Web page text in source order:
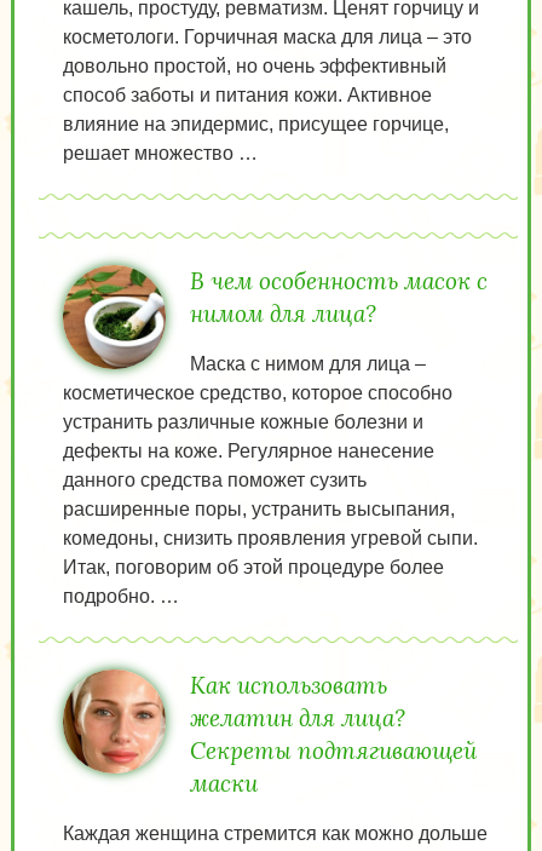
кашель, простуду, ревматизм. Ценят горчицу и
косметологи. Горчичная маска для лица – это
довольно простой, но очень эффективный
способ заботы и питания кожи. Активное
влияние на эпидермис, присущее горчице,
решает множество …
В чем особенность масок с
нимом для лица?
Маска с нимом для лица –
косметическое средство, которое способно
устранить различные кожные болезни и
дефекты на коже. Регулярное нанесение
данного средства поможет сузить
расширенные поры, устранить высыпания,
комедоны, снизить проявления угревой сыпи.
Итак, поговорим об этой процедуре более
подробно. …
Как использовать
желатин для лица?
Секреты подтягивающей
маски
Каждая женщина стремится как можно дольше